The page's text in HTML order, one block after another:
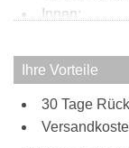
Innen:
1
1
Außen:
1
Tragweise:
Ihre Vorteile
30 Tage